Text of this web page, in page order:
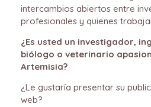
intercambios abiertos entre
profesionales y quienes
¿Es usted un investigador,
biólogo o veterinario
Artemisia?
¿Le gustaría presentar su
web?